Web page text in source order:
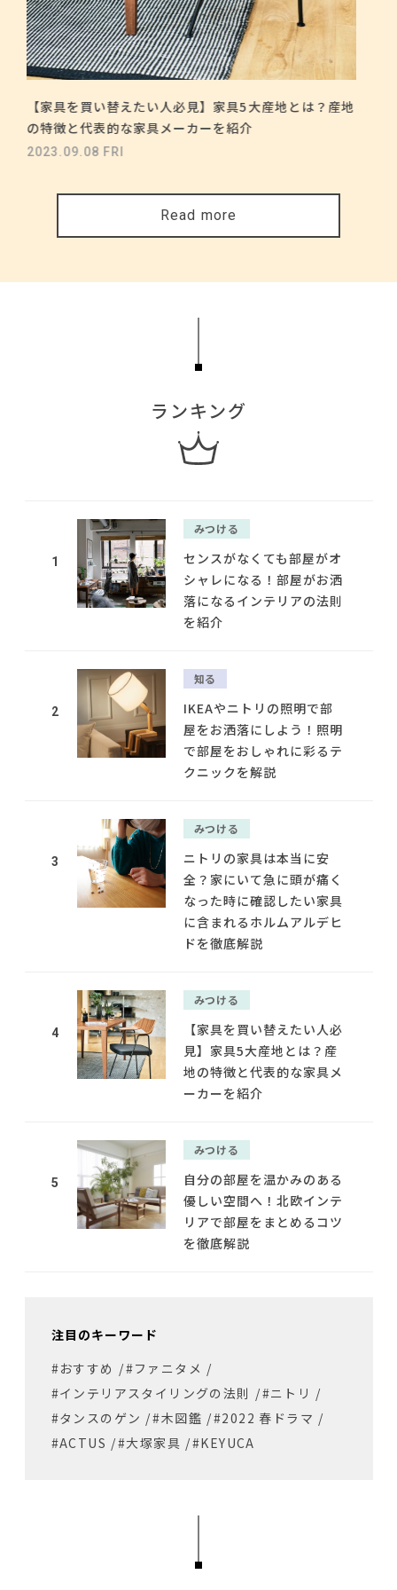
【家具を買い替えたい人必見】家具5大産地とは？産地
の特徴と代表的な家具メーカーを紹介
2023.09.08 FRI
Read more
ランキング
1
みつける
センスがなくても部屋がオ
シャレになる！部屋がお洒
落になるインテリアの法則
を紹介
2
知る
IKEAやニトリの照明で部
屋をお洒落にしよう！照明
で部屋をおしゃれに彩るテ
クニックを解説
3
みつける
ニトリの家具は本当に安
全？家にいて急に頭が痛く
なった時に確認したい家具
に含まれるホルムアルデヒ
ドを徹底解説
4
みつける
【家具を買い替えたい人必
見】家具5大産地とは？産
地の特徴と代表的な家具メ
ーカーを紹介
5
みつける
自分の部屋を温かみのある
優しい空間へ！北欧インテ
リアで部屋をまとめるコツ
を徹底解説
注目のキーワード
#おすすめ /#ファニタメ /
#インテリアスタイリングの法則 /#ニトリ /
#タンスのゲン /#木図鑑 /#2022 春ドラマ /
#ACTUS /#大塚家具 /#KEYUCA